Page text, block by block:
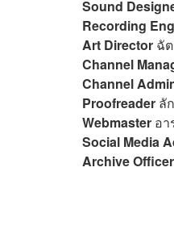
Sound
Recording
Art Director ฉั
Channel
Channel
Proofreader ลั
Webmaster อา
Social Media
Archive Officer